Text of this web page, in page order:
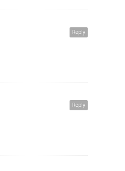
Reply
Reply